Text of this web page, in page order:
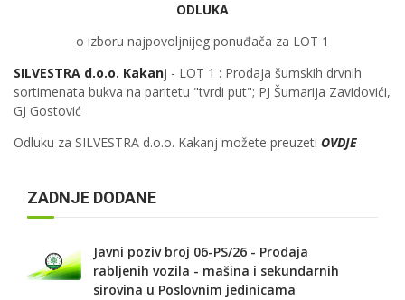
ODLUKA
o izboru najpovoljnijeg ponuđača za LOT 1
SILVESTRA d.o.o. Kakanj - LOT 1 : Prodaja šumskih drvnih
sortimenata bukva na paritetu "tvrdi put"; PJ Šumarija Zavidovići,
GJ Gostović
Odluku za SILVESTRA d.o.o. Kakanj možete preuzeti OVDJE
ZADNJE DODANE
Javni poziv broj 06-PS/26 - Prodaja
rabljenih vozila - mašina i sekundarnih
sirovina u Poslovnim jedinicama